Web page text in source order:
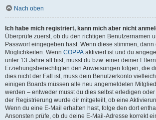
Nach oben
Ich habe mich registriert, kann mich aber nicht
Überprüfe zuerst, ob du den richtigen Benutzernamen
Passwort eingegeben hast. Wenn diese stimmen, dann
Möglichkeiten. Wenn COPPA aktiviert ist und du
unter 13 Jahre alt bist, musst du bzw. einer deiner
Erziehungsberechtigten den Anweisungen folgen, die
dies nicht der Fall ist, muss dein Benutzerkonto
einigen Boards müssen alle neu angemeldeten
werden – entweder musst du dies selbst erledigen oder
der Registrierung wurde dir mitgeteilt, ob eine
Wenn du eine E-Mail erhalten hast, folge den dort
Ansonsten prüfe, ob du deine E-Mail-Adresse korrekt